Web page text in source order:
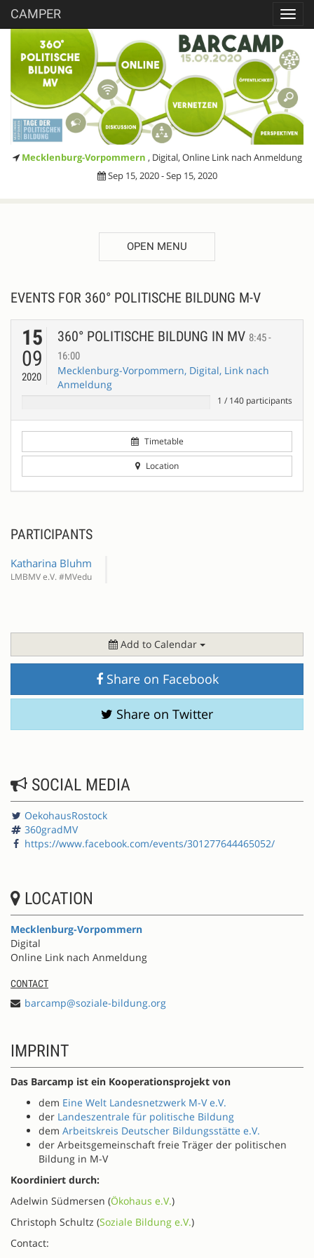
CAMPER
Mecklenburg-Vorpommern , Digital, Online Link nach Anmeldung
Sep 15, 2020 - Sep 15, 2020
OPEN MENU
EVENTS FOR 360° POLITISCHE BILDUNG M-V
15
09
2020
360° POLITISCHE BILDUNG IN MV 8:45 -
16:00
Mecklenburg-Vorpommern, Digital, Link nach
Anmeldung
1 / 140 participants
Timetable
Location
PARTICIPANTS
Katharina Bluhm
LMBMV e.V. #MVedu
Add to Calendar
Share on Facebook
Share on Twitter
SOCIAL MEDIA
OekohausRostock
360gradMV
https://www.facebook.com/events/301277644465052/
LOCATION
Mecklenburg-Vorpommern
Digital
Online Link nach Anmeldung
CONTACT
barcamp@soziale-bildung.org
IMPRINT
Das Barcamp ist ein Kooperationsprojekt von
dem Eine Welt Landesnetzwerk M-V e.V.
der Landeszentrale für politische Bildung
dem Arbeitskreis Deutscher Bildungsstätte e.V.
der Arbeitsgemeinschaft freie Träger der politischen
Bildung in M-V
Koordiniert durch:
Adelwin Südmersen (Ökohaus e.V.)
Christoph Schultz (Soziale Bildung e.V.)
Contact: